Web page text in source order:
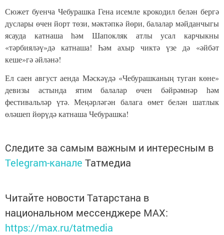
Сюжет буенча Чебурашка Гена исемле крокодил белән бергә
дуслары өчен йорт төзи, мәктәпкә йөри, балалар мәйданчыгы
ясауда катнаша һәм Шапокляк атлы усал карчыкны
«тәрбияләү»дә катнаша! Һәм ахыр чиктә үзе дә «әйбәт
кеше»гә әйләнә!
Ел саен август аенда Мәскәүдә «Чебурашканың туган көне»
девизы астында ятим балалар өчен бәйрәмнәр һәм
фестивальләр үтә. Меңәрләгән балага өмет белән шатлык
өләшеп йөрүдә катнаша Чебурашка!
Следите за самым важным и интересным в
Telegram-канале Татмедиа
Читайте новости Татарстана в
национальном мессенджере MАХ:
https://max.ru/tatmedia